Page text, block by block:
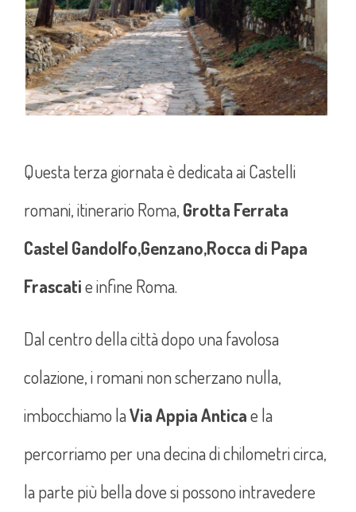
Questa terza giornata è dedicata ai Castelli
romani, itinerario Roma, Grotta Ferrata
Castel Gandolfo,Genzano,Rocca di Papa
Frascatie infine Roma.
Dal centro della città dopo una favolosa
colazione, i romani non scherzano nulla,
imbocchiamo laVia Appia Anticae la
percorriamo per una decina di chilometri circa,
la parte più bella dove si possono intravedere